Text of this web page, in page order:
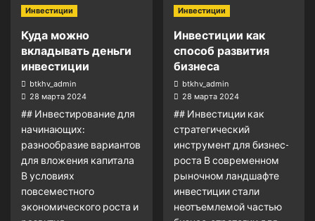
Инвестиции
Куда можно
вкладывать деньги
инвестиции
btkhv_admin
28 марта 2024
## Инвестирование для
начинающих:
разнообразие вариантов
для вложения капитала
В условиях
повсеместного
экономического роста и
Инвестиции
Инвестиции как
способ развития
бизнеса
btkhv_admin
28 марта 2024
## Инвестиции как
стратегический
инструмент для бизнес-
роста В современном
рыночном ландшафте
инвестиции стали
неотъемлемой частью